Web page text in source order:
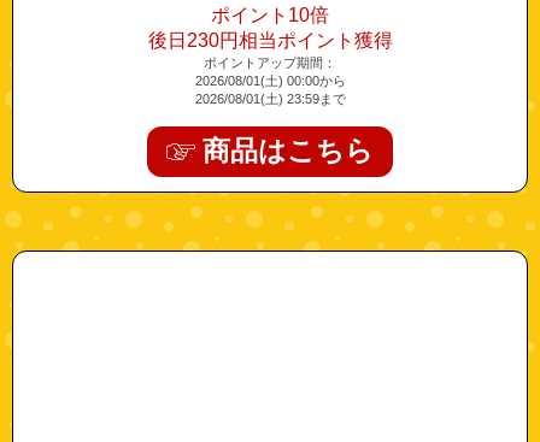
ポイント10倍
後日230円相当ポイント獲得
ポイントアップ期間：
2026/08/01(土) 00:00から
2026/08/01(土) 23:59まで
商品はこちら
"61503067-16"